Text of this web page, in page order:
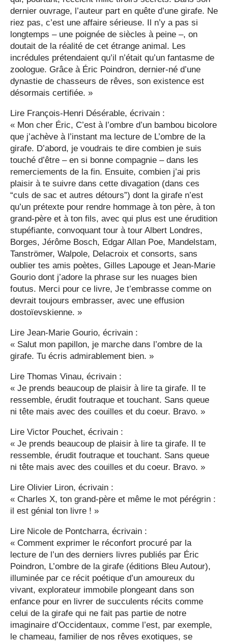
dernier ouvrage, l’auteur part en quête d’une girafe. Ne
riez pas, c’est une affaire sérieuse. Il n’y a pas si
longtemps – une poignée de siècles à peine –, on
doutait de la réalité de cet étrange animal. Les
incrédules prétendaient qu’il n’était qu’un fantasme de
zoologue. Grâce à Éric Poindron, dernier-né d’une
dynastie de chasseurs de rêves, son existence est
désormais certifiée. »
Lire François-Henri Désérable, écrivain :
« Mon cher Éric, C’est à l’ombre d’un bambou bicolore
que j’achève à l’instant ma lecture de L’ombre de la
girafe. D’abord, je voudrais te dire combien je suis
touché d’être – en si bonne compagnie – dans les
remerciements de la fin. Ensuite, combien j’ai pris
plaisir à te suivre dans cette divagation (dans ces
“culs de sac et autres détours”) dont la girafe n’est
qu’un prétexte pour rendre hommage à ton père, à ton
grand-père et à ton fils, avec qui plus est une érudition
stupéfiante, convoquant tour à tour Albert Londres,
Borges, Jérôme Bosch, Edgar Allan Poe, Mandelstam,
Tanströmer, Walpole, Delacroix et consorts, sans
oublier tes amis poètes, Gilles Lapouge et Jean-Marie
Gourio dont j’adore la phrase sur les nuages bien
foutus. Merci pour ce livre, Je t’embrasse comme on
devrait toujours embrasser, avec une effusion
dostoïevskienne. »
Lire Jean-Marie Gourio, écrivain :
« Salut mon papillon, je marche dans l’ombre de la
girafe. Tu écris admirablement bien. »
Lire Thomas Vinau, écrivain :
« Je prends beaucoup de plaisir à lire ta girafe. Il te
ressemble, érudit foutraque et touchant. Sans queue
ni tête mais avec des couilles et du coeur. Bravo. »
Lire Victor Pouchet, écrivain :
« Je prends beaucoup de plaisir à lire ta girafe. Il te
ressemble, érudit foutraque et touchant. Sans queue
ni tête mais avec des couilles et du coeur. Bravo. »
Lire Olivier Liron, écrivain :
« Charles X, ton grand-père et même le mot pérégrin :
il est génial ton livre ! »
Lire Nicole de Pontcharra, écrivain :
« Comment exprimer le réconfort procuré par la
lecture de l’un des derniers livres publiés par Éric
Poindron, L’ombre de la girafe (éditions Bleu Autour),
illuminée par ce récit poétique d’un amoureux du
vivant, explorateur immobile plongeant dans son
enfance pour en livrer de succulents récits comme
celui de la girafe qui ne fait pas partie de notre
imaginaire d’Occidentaux, comme l’est, par exemple,
le chameau, familier de nos rêves exotiques, se